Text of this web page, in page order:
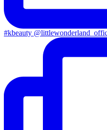
#kbeauty